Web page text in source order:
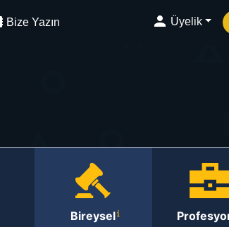
Bize Yazın Üyelik
Bireysel